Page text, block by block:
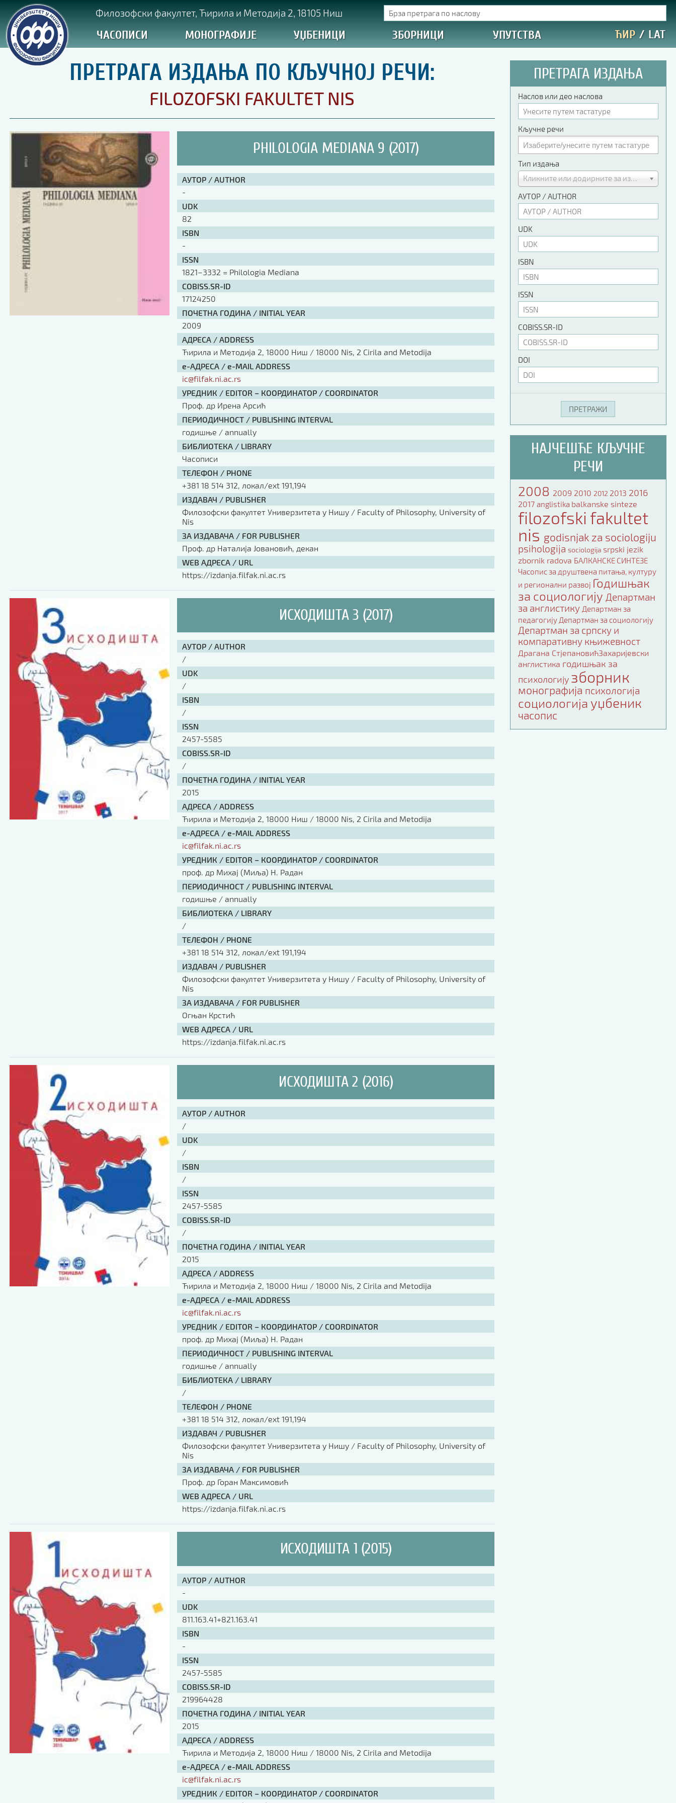
Филозофски факултет, Ћирила и Методија 2, 18105 Ниш
ЧАСОПИСИ МОНОГРАФИЈЕ УЏБЕНИЦИ ЗБОРНИЦИ УПУТСТВА ЋИР / LAT
ПРЕТРАГА ИЗДАЊА ПО КЉУЧНОЈ РЕЧИ:
FILOZOFSKI FAKULTET NIS
PHILOLOGIA MEDIANA 9 (2017)
АУТОР / AUTHOR
-
UDK
82
ISBN
-
ISSN
1821–3332 = Philologia Mediana
COBISS.SR-ID
17124250
ПОЧЕТНА ГОДИНА / INITIAL YEAR
2009
АДРЕСА / ADDRESS
Ћирила и Методија 2, 18000 Ниш / 18000 Nis, 2 Cirila and Metodija
е-АДРЕСА / e-MAIL ADDRESS
ic@filfak.ni.ac.rs
УРЕДНИК / EDITOR – КООРДИНАТОР / COORDINATOR
Проф. др Ирена Арсић
ПЕРИОДИЧНОСТ / PUBLISHING INTERVAL
годишње / annually
БИБЛИОТЕКА / LIBRARY
Часописи
ТЕЛЕФОН / PHONE
+381 18 514 312, локал/ext 191,194
ИЗДАВАЧ / PUBLISHER
Филозофски факултет Универзитета у Нишу / Faculty of Philosophy, University of
Nis
ЗА ИЗДАВАЧА / FOR PUBLISHER
Проф. др Наталија Јовановић, декан
WEB АДРЕСА / URL
https://izdanja.filfak.ni.ac.rs
ИСХОДИШТА 3 (2017)
АУТОР / AUTHOR
/
UDK
/
ISBN
/
ISSN
2457-5585
COBISS.SR-ID
/
ПОЧЕТНА ГОДИНА / INITIAL YEAR
2015
АДРЕСА / ADDRESS
Ћирила и Методија 2, 18000 Ниш / 18000 Nis, 2 Cirila and Metodija
е-АДРЕСА / e-MAIL ADDRESS
ic@filfak.ni.ac.rs
УРЕДНИК / EDITOR – КООРДИНАТОР / COORDINATOR
проф. др Михај (Миља) Н. Радан
ПЕРИОДИЧНОСТ / PUBLISHING INTERVAL
годишње / annually
БИБЛИОТЕКА / LIBRARY
/
ТЕЛЕФОН / PHONE
+381 18 514 312, локал/ext 191,194
ИЗДАВАЧ / PUBLISHER
Филозофски факултет Универзитета у Нишу / Faculty of Philosophy, University of
Nis
ЗА ИЗДАВАЧА / FOR PUBLISHER
Огњан Крстић
WEB АДРЕСА / URL
https://izdanja.filfak.ni.ac.rs
ИСХОДИШТА 2 (2016)
АУТОР / AUTHOR
/
UDK
/
ISBN
/
ISSN
2457-5585
COBISS.SR-ID
/
ПОЧЕТНА ГОДИНА / INITIAL YEAR
2015
АДРЕСА / ADDRESS
Ћирила и Методија 2, 18000 Ниш / 18000 Nis, 2 Cirila and Metodija
е-АДРЕСА / e-MAIL ADDRESS
ic@filfak.ni.ac.rs
УРЕДНИК / EDITOR – КООРДИНАТОР / COORDINATOR
проф. др Михај (Миља) Н. Радан
ПЕРИОДИЧНОСТ / PUBLISHING INTERVAL
годишње / annually
БИБЛИОТЕКА / LIBRARY
/
ТЕЛЕФОН / PHONE
+381 18 514 312, локал/ext 191,194
ИЗДАВАЧ / PUBLISHER
Филозофски факултет Универзитета у Нишу / Faculty of Philosophy, University of
Nis
ЗА ИЗДАВАЧА / FOR PUBLISHER
Проф. др Горан Максимовић
WEB АДРЕСА / URL
https://izdanja.filfak.ni.ac.rs
ИСХОДИШТА 1 (2015)
АУТОР / AUTHOR
-
UDK
811.163.41+821.163.41
ISBN
-
ISSN
2457-5585
COBISS.SR-ID
219964428
ПОЧЕТНА ГОДИНА / INITIAL YEAR
2015
АДРЕСА / ADDRESS
Ћирила и Методија 2, 18000 Ниш / 18000 Nis, 2 Cirila and Metodija
е-АДРЕСА / e-MAIL ADDRESS
ic@filfak.ni.ac.rs
УРЕДНИК / EDITOR – КООРДИНАТОР / COORDINATOR
ПРЕТРАГА ИЗДАЊА
Наслов или део наслова
Кључне речи
Тип издања
Кликните или додирните за избор
АУТОР / AUTHOR
UDK
ISBN
ISSN
COBISS.SR-ID
DOI
НАЈЧЕШЋЕ КЉУЧНЕ
РЕЧИ
2008 2009 2010 2012 2013 2016
2017 anglistika balkanske sinteze
filozofski fakultet
nis godisnjak za sociologiju
psihologija sociologija srpski jezik
zbornik radova БАЛКАНСКЕ СИНТЕЗЕ
Часопис за друштвена питања, културу
и регионални развој Годишњак
за социологију Департман
за англистику Департман за
педагогију Департман за социологију
Департман за српску и
компаративну књижевност
Драгана СтјепановићЗахаријевски
англистика годишњак за
психологију зборник
монографија психологија
социологија уџбеник
часопис